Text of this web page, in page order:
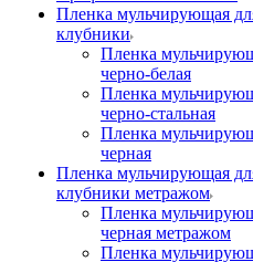
Пленка мульчирующая
клубники
Пленка
черно-белая
Пленка
черно-стальная
Пленка
черная
Пленка мульчирующая
клубники метражом
Пленка
черная метражом
Пленка